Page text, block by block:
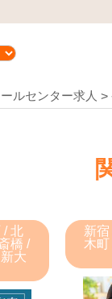
ルセンター求人
/ 北
橋 /
大
新
木町